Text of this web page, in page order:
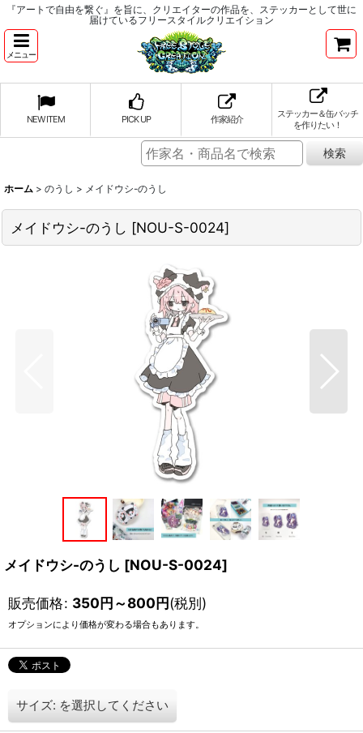
『アートで自由を繋ぐ』を旨に、クリエイターの作品を、ステッカーとして世に
届けているフリースタイルクリエイション
メニュー
NEW ITEM PICK UP 作家紹介
ステッカー＆缶バッチ
を作りたい！
ホーム > のうし > メイドウシ-のうし
メイドウシ-のうし [NOU-S-0024]
メイドウシ-のうし [NOU-S-0024]
販売価格: 350円～800円(税別)
オプションにより価格が変わる場合もあります。
サイズ: を選択してください